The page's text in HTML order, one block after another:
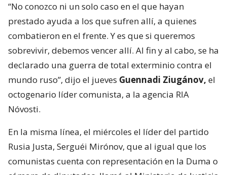
“No conozco ni un solo caso en el que hayan
prestado ayuda a los que sufren allí, a quienes
combatieron en el frente. Y es que si queremos
sobrevivir, debemos vencer allí. Al fin y al cabo, se ha
declarado una guerra de total exterminio contra el
mundo ruso”, dijo el jueves Guennadi Ziugánov, el
octogenario líder comunista, a la agencia RIA
Nóvosti.
En la misma línea, el miércoles el líder del partido
Rusia Justa, Serguéi Mirónov, que al igual que los
comunistas cuenta con representación en la Duma o